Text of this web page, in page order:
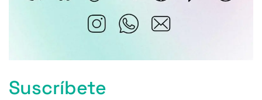
Suscríbete